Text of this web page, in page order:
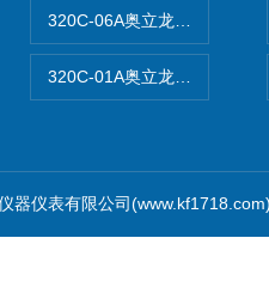
320C-06A奥立龙实验室便携
320C-01A奥立龙实验室便携
器仪表有限公司